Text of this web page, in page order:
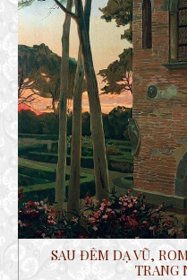
SAU ĐÊM DẠ VŨ,
TRANG